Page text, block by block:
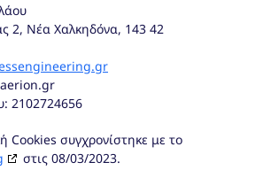
2, Νέα Χαλκηδόνα, 143 42
2102724656
Cookies συγχρονίστηκε με το
στις 08/03/2023.